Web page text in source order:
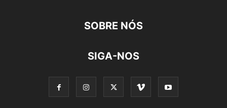
SOBRE NÓS
SIGA-NOS